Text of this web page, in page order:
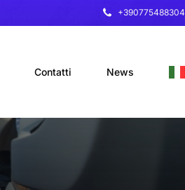
+390775488304
Contatti News